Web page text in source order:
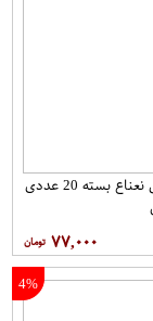
دمنوش گیاهی نعناع بسته 20 عددی
۷۷,۰۰۰
4%